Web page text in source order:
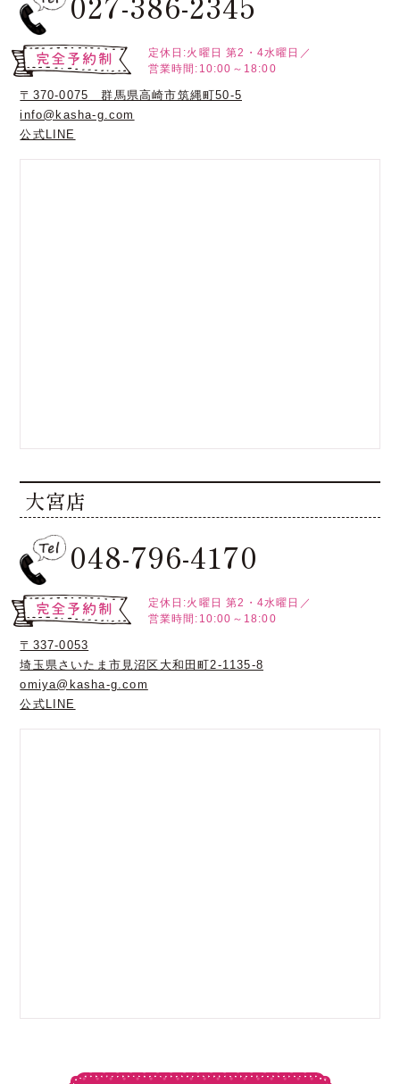
定休日:火曜日 第2・4水曜日／
営業時間:10:00～18:00
〒370-0075 群馬県高崎市筑縄町50-5
info@kasha-g.com
公式LINE
大宮店
048-796-4170
定休日:火曜日 第2・4水曜日／
営業時間:10:00～18:00
〒337-0053
埼玉県さいたま市見沼区大和田町2-1135-8
omiya@kasha-g.com
公式LINE